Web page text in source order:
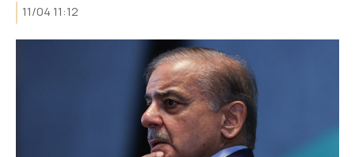
11/04 11:12